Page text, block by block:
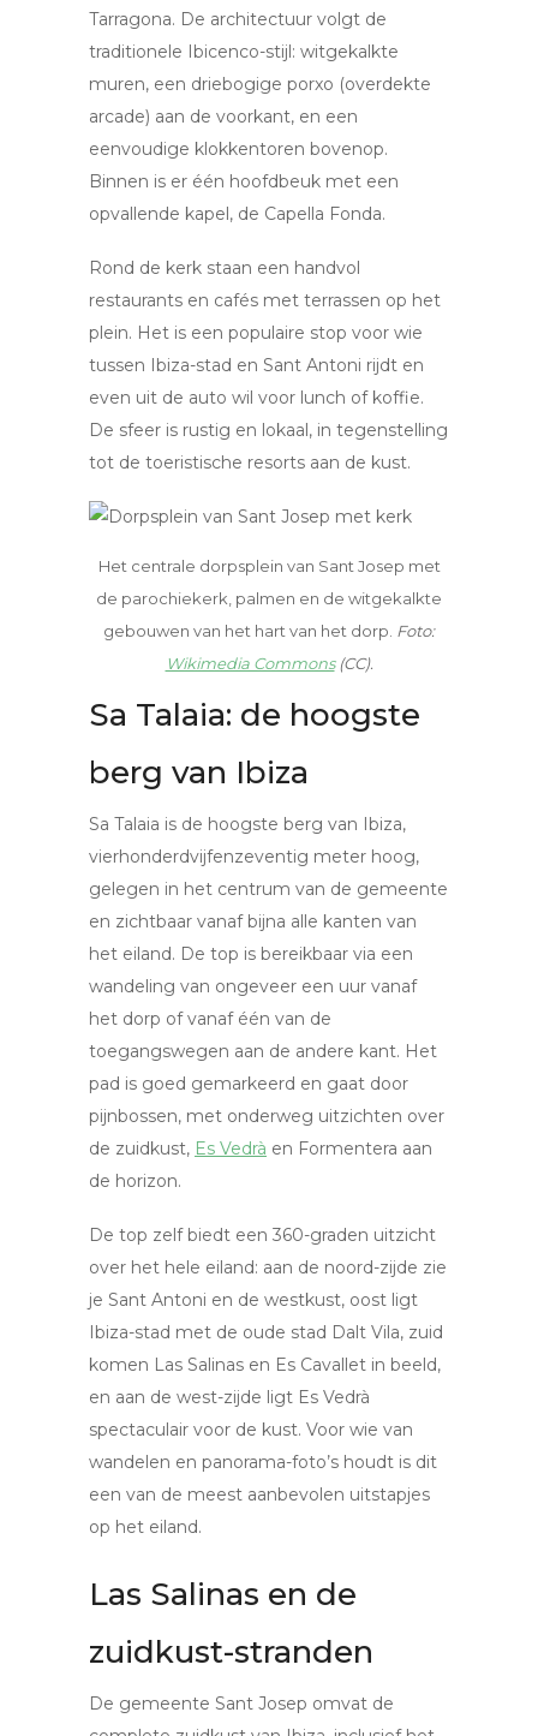
Tarragona. De architectuur volgt de
traditionele Ibicenco-stijl: witgekalkte
muren, een driebogige porxo (overdekte
arcade) aan de voorkant, en een
eenvoudige klokkentoren bovenop.
Binnen is er één hoofdbeuk met een
opvallende kapel, de Capella Fonda.
Rond de kerk staan een handvol
restaurants en cafés met terrassen op het
plein. Het is een populaire stop voor wie
tussen Ibiza-stad en Sant Antoni rijdt en
even uit de auto wil voor lunch of koffie.
De sfeer is rustig en lokaal, in tegenstelling
tot de toeristische resorts aan de kust.
Het centrale dorpsplein van Sant Josep met
de parochiekerk, palmen en de witgekalkte
gebouwen van het hart van het dorp. Foto:
Wikimedia Commons(CC).
Sa Talaia: de hoogste
berg van Ibiza
Sa Talaia is de hoogste berg van Ibiza,
vierhonderdvijfenzeventig meter hoog,
gelegen in het centrum van de gemeente
en zichtbaar vanaf bijna alle kanten van
het eiland. De top is bereikbaar via een
wandeling van ongeveer een uur vanaf
het dorp of vanaf één van de
toegangswegen aan de andere kant. Het
pad is goed gemarkeerd en gaat door
pijnbossen, met onderweg uitzichten over
de zuidkust, Es Vedrà en Formentera aan
de horizon.
De top zelf biedt een 360-graden uitzicht
over het hele eiland: aan de noord-zijde zie
je Sant Antoni en de westkust, oost ligt
Ibiza-stad met de oude stad Dalt Vila, zuid
komen Las Salinas en Es Cavallet in beeld,
en aan de west-zijde ligt Es Vedrà
spectaculair voor de kust. Voor wie van
wandelen en panorama-foto’s houdt is dit
een van de meest aanbevolen uitstapjes
op het eiland.
Las Salinas en de
zuidkust-stranden
De gemeente Sant Josep omvat de